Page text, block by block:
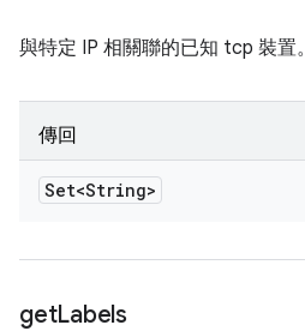
與特定 IP 相關聯的已知 tcp 裝置。
傳回
Set<String>
getLabels